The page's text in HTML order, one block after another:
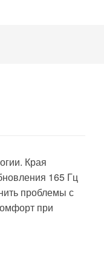
Края
165 Гц
проблемы с
при